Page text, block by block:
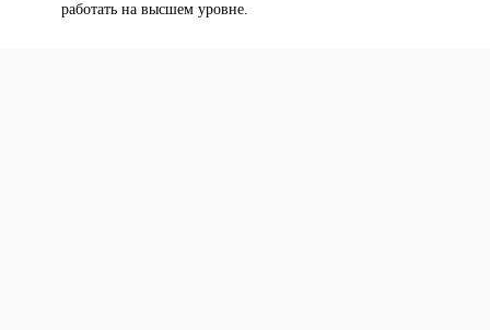
работать на высшем уровне.